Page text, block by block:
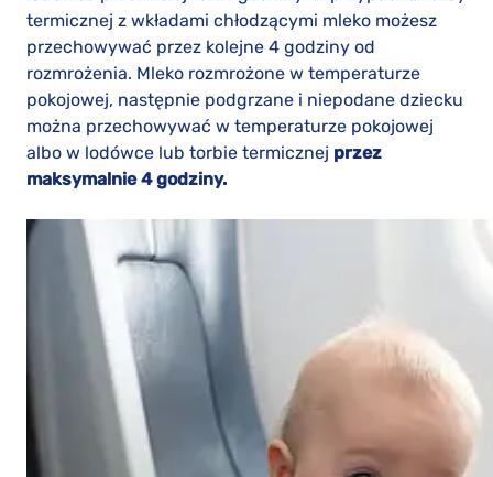
termicznej z wkładami chłodzącymi mleko możesz
przechowywać przez kolejne 4 godziny od
rozmrożenia. Mleko rozmrożone w temperaturze
pokojowej, następnie podgrzane i niepodane dziecku
można przechowywać w temperaturze pokojowej
albo w lodówce lub torbie termicznej przez
maksymalnie 4 godziny.